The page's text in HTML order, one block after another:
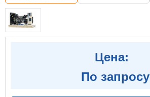
Цена:
По запросу